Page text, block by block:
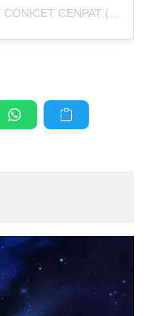
Una publicación compartida por CCT CONICET CENPAT (@cenpatconicet)